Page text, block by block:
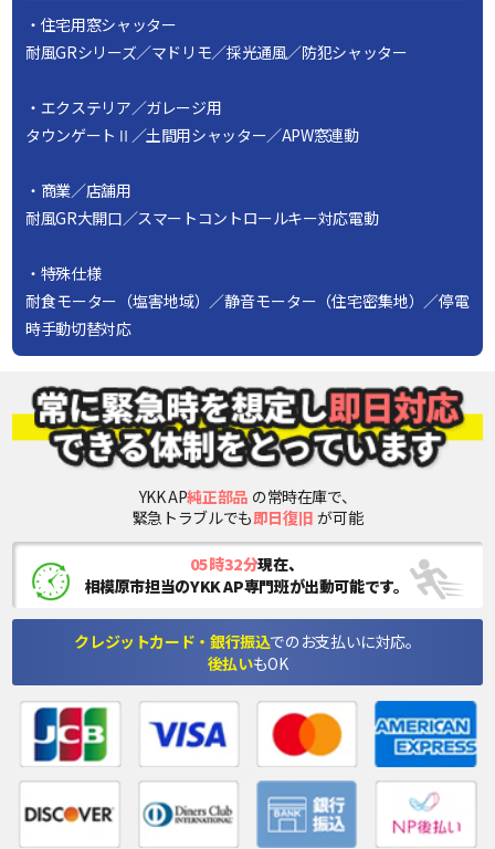
・住宅用窓シャッター
耐風GRシリーズ／マドリモ／採光通風／防犯シャッター
・エクステリア／ガレージ用
タウンゲートⅡ／土間用シャッター／APW窓連動
・商業／店舗用
耐風GR大開口／スマートコントロールキー対応電動
・特殊仕様
耐食モーター（塩害地域）／静音モーター（住宅密集地）／停電
時手動切替対応
YKK AP純正部品 の常時在庫で、
緊急トラブルでも即日復旧 が可能
05時32分現在、
相模原市担当のYKK AP専門班が出動可能です。
クレジットカード・銀行振込でのお支払いに対応。
後払いもOK